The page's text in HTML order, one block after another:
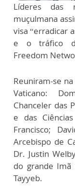
Líderes das
muçulmana
visa “erradicar
e o tráfico
Freedom
Reuniram-se
Vaticano:
Chanceler das
e das
Francisco;
Arcebispo de
Dr. Justin
do grande Imã
Tayyeb.